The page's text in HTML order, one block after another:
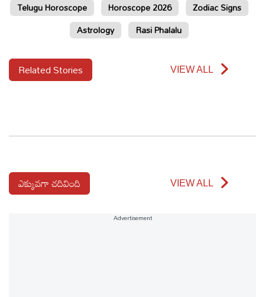
Telugu Horoscope
Horoscope 2026
Zodiac Signs
Astrology
Rasi Phalalu
Related Stories VIEW ALL
ఎక్కువగా చదివింది VIEW ALL
Advertisement